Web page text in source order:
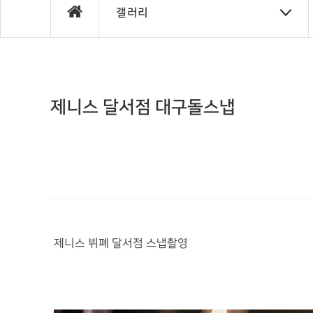
갤러리
제니스 달서점 대구돌스냅
제니스 뷔폐 달서점 스냅촬영